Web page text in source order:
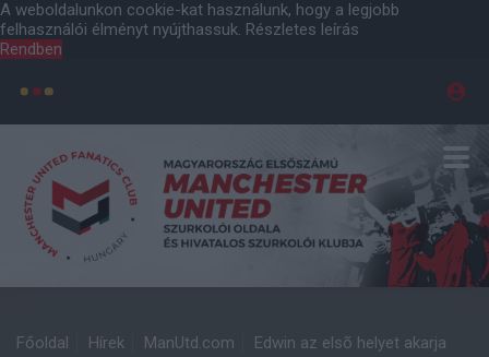
A weboldalunkon cookie-kat használunk, hogy a legjobb
felhasználói élményt nyújthassuk. Részletes leírás
Rendben
Főoldal Hírek ManUtd.com Edwin az elsõ helyet akarja